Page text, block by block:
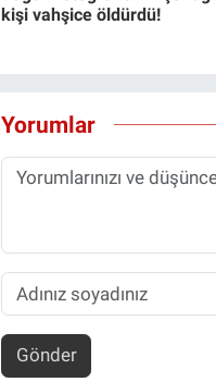
kişi vahşice öldürdü!
Yorumlar
Gönder